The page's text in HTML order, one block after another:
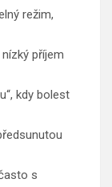
režim,
příjem
kdy bolest
s